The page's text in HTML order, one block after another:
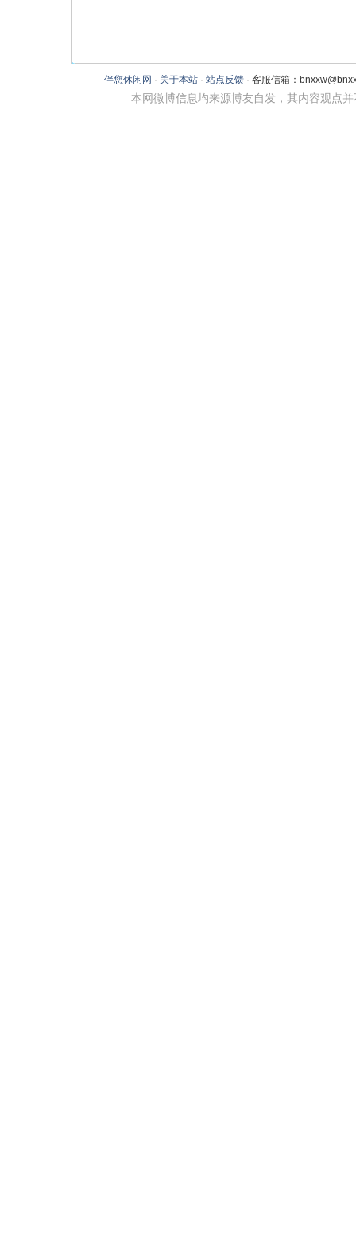
伴您休闲网 · 关于本站 · 站点反馈 · 客服信箱：
本网微博信息均来源博友自发，其内容观点并不代表